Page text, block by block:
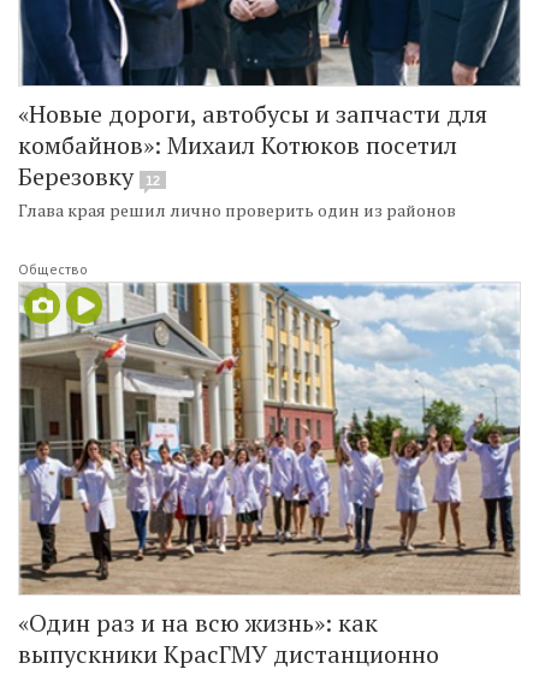
«Новые дороги, автобусы и запчасти для
комбайнов»: Михаил Котюков посетил
Березовку
12
Глава края решил лично проверить один из районов
Общество
«Один раз и на всю жизнь»: как
выпускники КрасГМУ дистанционно